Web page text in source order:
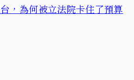
，為何被立法院卡住了預算